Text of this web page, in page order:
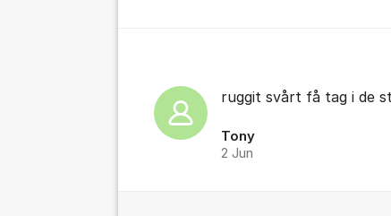
ruggit svårt få tag i de
Tony
2 Jun